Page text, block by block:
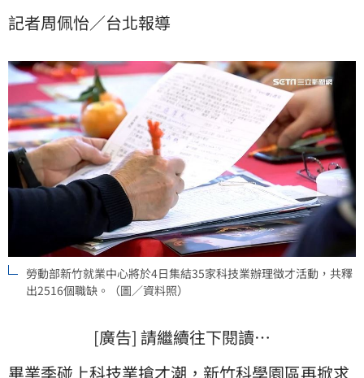
分工程師職缺起薪上看6萬元，且多數不拘科系與工作經
記者周佩怡／台北報導
勞動部新竹就業中心將於4日集結35家科技業辦理徵才活動，共釋
出2516個職缺。（圖／資料照）
[廣告] 請繼續往下閱讀…
畢業季碰上科技業搶才潮，新竹科學園區再掀求